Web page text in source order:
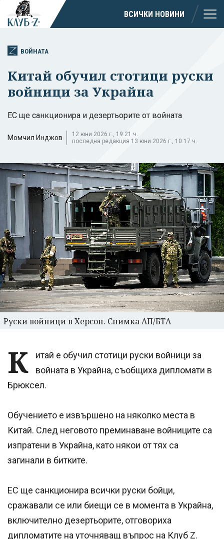
ВСИЧКИ НОВИНИ
ВОЙНАТА
Китай обучил стотици руски
войници за Украйна
ЕС ще санкционира и дезертьорите от войната
Момчил Инджов
12 юни 2026 г., 19:21 ч.
последна редакция 13 юни 2026 г., 10:17 ч.
Руски войници в Херсон. Снимка АП/БТА
К
итай е обучил стотици руски войници за
войната в Украйна, съобщиха дипломати в
Брюксел.
Обучението е извършено на няколко места в
Китай. След неговото преминаване войниците са
изпратени в Украйна, като някои от тях са
загинали в битките.
ЕС ще санкционира всички руски бойци,
сражавали се или биещи се в момента в Украйна,
включително дезертьорите, отговориха
дипломатите на уточняващ въпрос на Клуб Z.